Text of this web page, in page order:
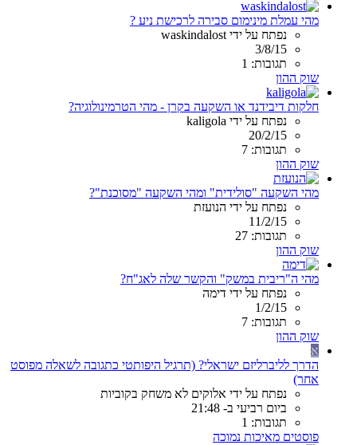
מהי עמלת מינימום סבירה לרכישת ניע ?
נפתח על ידי waskindalost
3/8/15
תגובות: 1
שוק ההון
חלקות דיבידנד או השקעה בקרן - מהי הטרמינולוגיה?
נפתח על ידי kaligola
20/2/15
תגובות: 7
שוק ההון
מהי השקעה "סולידית" ומהי השקעה "מסוכנת"?
נפתח על ידי הנועזת
11/2/15
תגובות: 27
שוק ההון
מהי ה"ריבית במשק" והקשר שלה לאג"ח?
נפתח על ידי דימה
1/2/15
תגובות: 7
שוק ההון
א
הדרך לליברליזם ישראלי? (תרגיל היפותטי כתגובה לשאלה מפוסט
אחר)
נפתח על ידי אלוקים לא משחק בקוביות
ביום רביעי ב- 21:48
תגובות: 1
פוסטים מאיכות נמוכה